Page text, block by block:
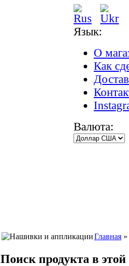
Язык:
О
Как
Валюта:
Главная »
Поиск продукта в этой